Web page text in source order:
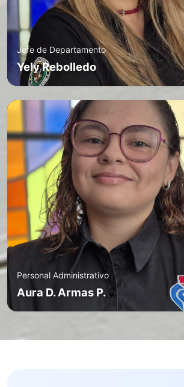
Jefe de Departamento
Yely Rebolledo
Personal Administrativo
Aura D. Armas P.